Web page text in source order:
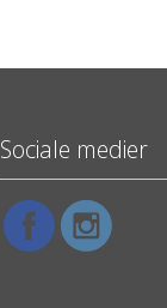
Sociale medier